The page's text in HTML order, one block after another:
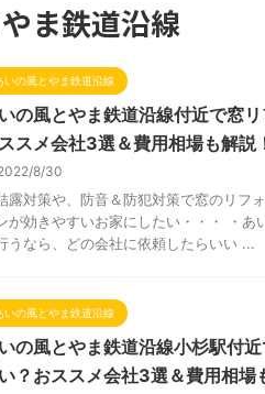
ま鉄道沿線
いの風とやま鉄道沿線
の風とやま鉄道沿線付近で窓
スメ会社3選＆費用相場も解説
8/30
露対策や、防音＆防犯対策で窓のリフ
が効きやすいお家にしたい・・・ ・
うなら、どの会社に依頼したらいい ...
いの風とやま鉄道沿線
の風とやま鉄道沿線小杉駅付
？おススメ会社3選＆費用相場